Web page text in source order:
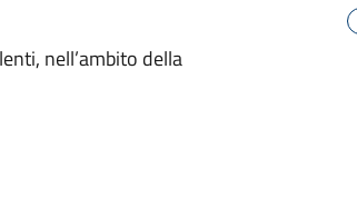
nell’ambito della